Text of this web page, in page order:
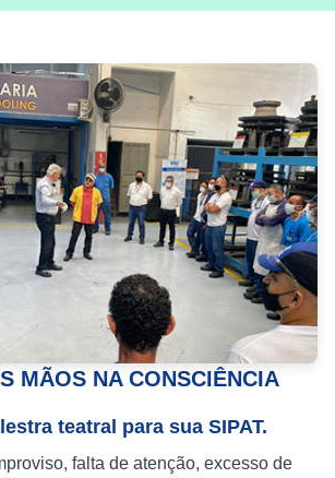
MÃOS NA CONSCIÊNCIA
teatral para sua SIPAT.
falta de atenção, excesso de